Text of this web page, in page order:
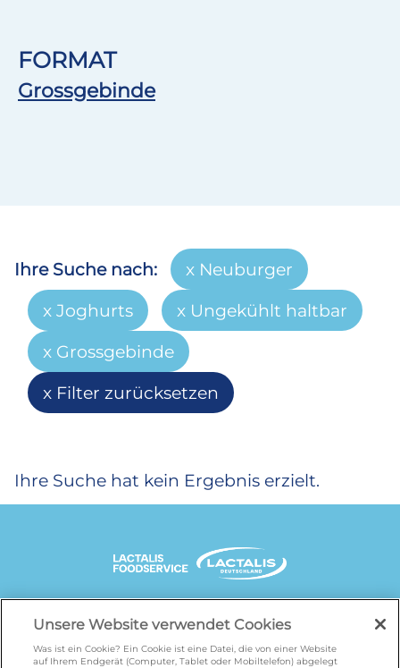
FORMAT
Grossgebinde
Ihre Suche nach:
Neuburger
Joghurts
Ungekühlt haltbar
Grossgebinde
Filter zurücksetzen
Ihre Suche hat kein Ergebnis erzielt.
UNSERE MARKENSEITEN
Unsere Website verwendet Cookies
Was ist ein Cookie? Ein Cookie ist eine Datei, die von einer Website
auf Ihrem Endgerät (Computer, Tablet oder Mobiltelefon) abgelegt